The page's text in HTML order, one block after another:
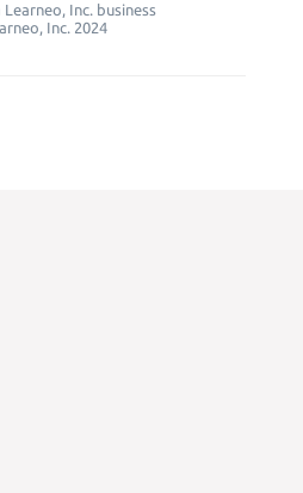
Inc. business
Inc. 2024